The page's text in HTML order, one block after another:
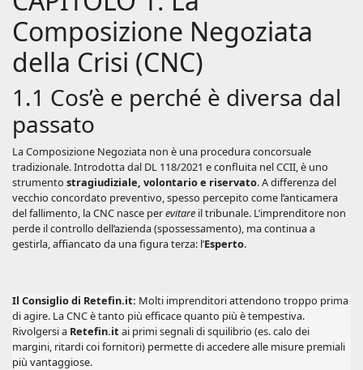
Composizione Negoziata
della Crisi (CNC)
1.1 Cos’è e perché è diversa dal
passato
La Composizione Negoziata non è una procedura concorsuale
tradizionale. Introdotta dal DL 118/2021 e confluita nel CCII, è uno
strumento stragiudiziale, volontario e riservato. A differenza del
vecchio concordato preventivo, spesso percepito come l’anticamera
del fallimento, la CNC nasce perevitare il tribunale. L’imprenditore non
perde il controllo dell’azienda (spossessamento), ma continua a
gestirla, affiancato da una figura terza: l’Esperto.
Il Consiglio di Retefin.it: Molti imprenditori attendono troppo prima
di agire. La CNC è tanto più efficace quanto più è tempestiva.
Rivolgersi a Retefin.it ai primi segnali di squilibrio (es. calo dei
margini, ritardi coi fornitori) permette di accedere alle misure premiali
più vantaggiose.